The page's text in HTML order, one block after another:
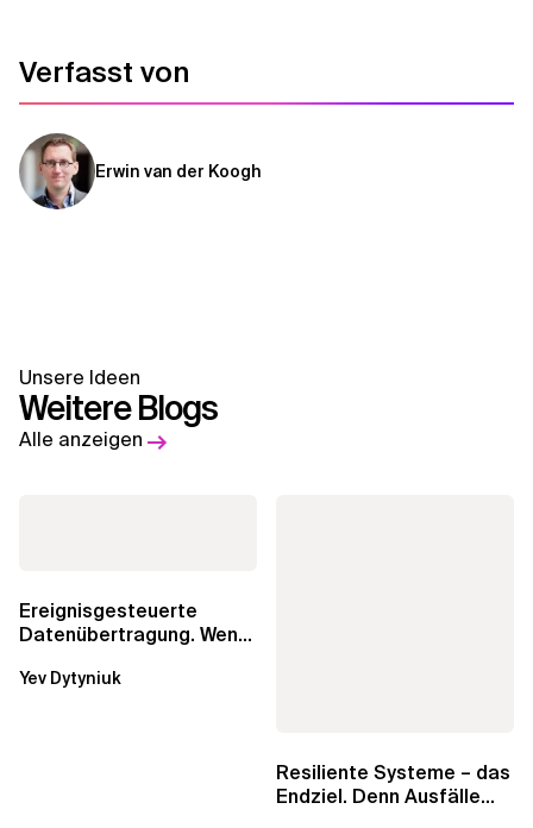
Verfasst von
Erwin van der Koogh
Unsere Ideen
Weitere Blogs
Alle anzeigen
Ereignisgesteuerte
Datenübertragung. Wenn
Kombination aus SQS
Yev Dytyniuk
Resiliente Systeme – das
Endziel. Denn Ausfälle